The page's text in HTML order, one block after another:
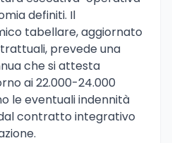
definiti. Il
tabellare, aggiornato
prevede una
che si attesta
ai 22.000-24.000
le eventuali indennità
contratto integrativo